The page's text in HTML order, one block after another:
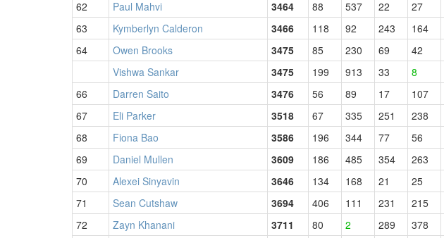
62
Paul Mahvi 3464 88 537 22 27
63
Kymberlyn Calderon 3466 118 92 243 164
64
Owen Brooks 3475 85 230 69 42
Vishwa Sankar
3475 199 913 33 8
66
Darren Saito 3476 56 89 17 107
67
Eli Parker 3518 67 335 251 238
68
Fiona Bao 3586 196 344 77 56
69
Daniel Mullen 3609 186 485 354 263
70
Alexei Sinyavin 3646 134 168 21 25
71
Sean Cutshaw 3694 406 111 231 215
72
Zayn Khanani 3711 80 2 289 378